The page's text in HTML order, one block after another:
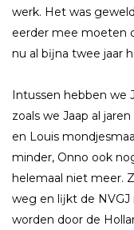
werk. Het was
eerder mee moeten
nu al bĳna twee jaar
Intussen hebben we
zoals we Jaap al
en Louis
minder, Onno ook
helemaal niet meer.
weg en lĳkt de
worden door de